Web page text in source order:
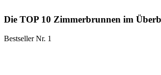
Die TOP 10 Zimmerbrunnen im
Bestseller Nr. 1